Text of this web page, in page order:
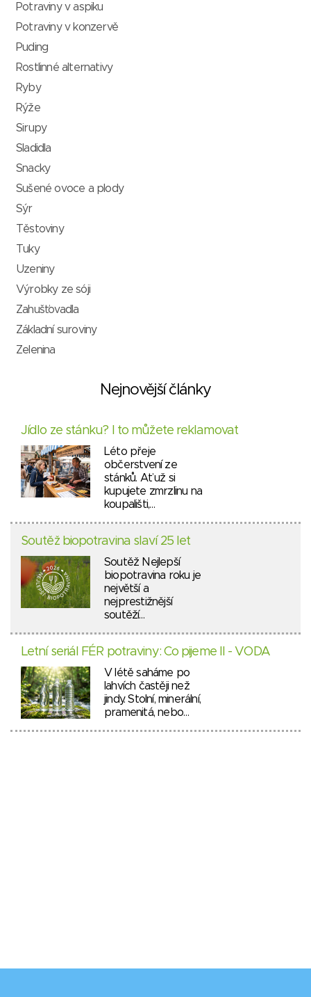
Potraviny v aspiku
Potraviny v konzervě
Puding
Rostlinné alternativy
Ryby
Rýže
Sirupy
Sladidla
Snacky
Sušené ovoce a plody
Sýr
Těstoviny
Tuky
Uzeniny
Výrobky ze sóji
Zahušťovadla
Základní suroviny
Zelenina
Nejnovější články
Jídlo ze stánku? I to můžete reklamovat
Léto přeje
občerstvení ze
stánků. Ať už si
kupujete zmrzlinu na
koupališti,…
Soutěž biopotravina slaví 25 let
Soutěž Nejlepší
biopotravina roku je
největší a
nejprestižnější
soutěží…
Letní seriál FÉR potraviny: Co pijeme II - VODA
V létě saháme po
lahvích častěji než
jindy. Stolní, minerální,
pramenitá, nebo…